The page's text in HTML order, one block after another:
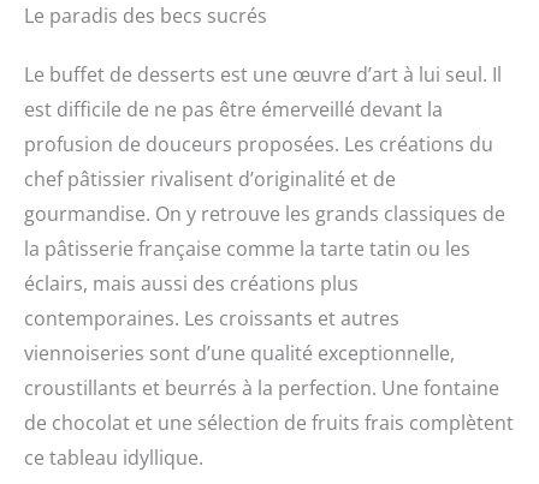
Le paradis des becs sucrés
Le buffet de desserts est une œuvre d’art à lui seul. Il
est difficile de ne pas être émerveillé devant la
profusion de douceurs proposées. Les créations du
chef pâtissier rivalisent d’originalité et de
gourmandise. On y retrouve les grands classiques de
la pâtisserie française comme la tarte tatin ou les
éclairs, mais aussi des créations plus
contemporaines. Les croissants et autres
viennoiseries sont d’une qualité exceptionnelle,
croustillants et beurrés à la perfection. Une fontaine
de chocolat et une sélection de fruits frais complètent
ce tableau idyllique.